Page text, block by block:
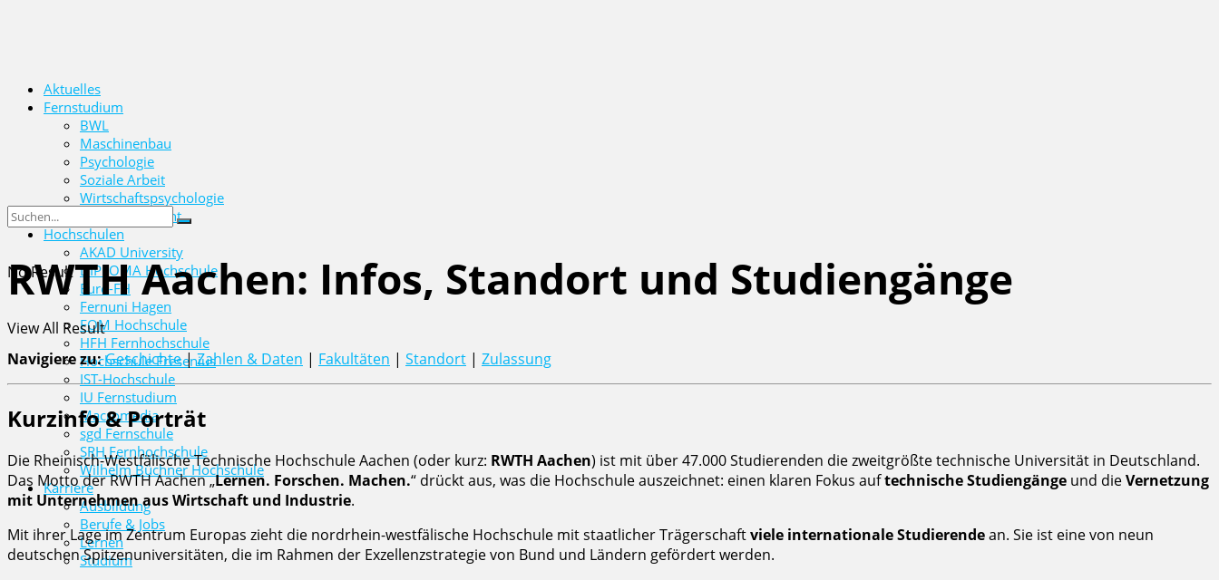
Aktuelles
Fernstudium
BWL
Maschinenbau
Psychologie
Soziale Arbeit
Wirtschaftspsychologie
Wirtschaftsrecht
Hochschulen
AKAD University
DIPLOMA Hochschule
Euro-FH
Fernuni Hagen
FOM Hochschule
HFH Fernhochschule
Hochschule Fresenius
IST-Hochschule
IU Fernstudium
Macromedia
sgd Fernschule
SRH Fernhochschule
Wilhelm Büchner Hochschule
Karriere
Ausbildung
Berufe & Jobs
Lernen
Studium
No Result
View All Result
RWTH Aachen: Infos, Standort und Studiengänge
Navigiere zu:Geschichte|Zahlen & Daten | Fakultäten | Standort | Zulassung
Kurzinfo & Porträt
Die Rheinisch-Westfälische Technische Hochschule Aachen (oder kurz: RWTH Aachen) ist mit über 47.000 Studierenden die zweitgrößte technische Universität in Deutschland.
Das Motto der RWTH Aachen „Lernen. Forschen. Machen.“ drückt aus, was die Hochschule auszeichnet: einen klaren Fokus auftechnische Studiengänge und dieVernetzung
mit Unternehmen aus Wirtschaft und Industrie.
Mit ihrer Lage im Zentrum Europas zieht die nordrhein-westfälische Hochschule mit staatlicher Trägerschaftviele internationale Studierendean. Sie ist eine von neun
deutschen Spitzenuniversitäten, die im Rahmen der Exzellenzstrategie von Bund und Ländern gefördert werden.